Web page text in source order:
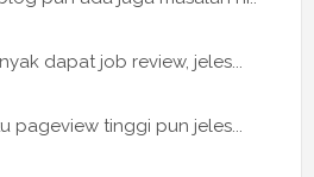
dapat job review, jeles...
pageview tinggi pun jeles...